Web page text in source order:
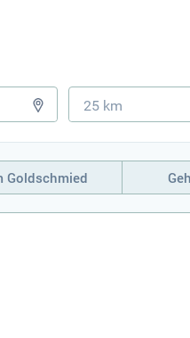
25 km
Goldschmied